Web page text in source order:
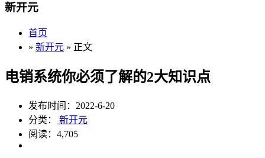
新开元
首页
» 新开元 » 正文
电销系统你必须了解的2大知识点
发布时间：2022-6-20
分类：
新开元
阅读：4,705